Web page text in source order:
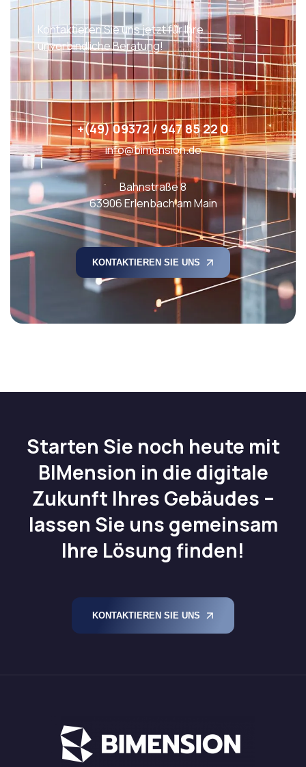
Kontaktieren Sie uns jetzt für Ihre
unverbindliche Beratung!
+(49) 09372 / 947 85 22 0
info@bimension.de
Bahnstraße 8
63906 Erlenbach am Main
KONTAKTIEREN SIE UNS
Starten Sie noch heute mit
BIMension in die digitale
Zukunft Ihres Gebäudes –
lassen Sie uns gemeinsam
Ihre Lösung finden!
KONTAKTIEREN SIE UNS